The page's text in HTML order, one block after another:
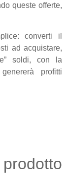
queste offerte,
converti il
ad acquistare,
soldi, con la
profitti